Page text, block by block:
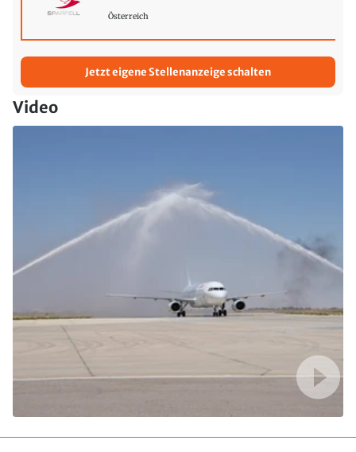
Österreich
Jetzt eigene Stellenanzeige schalten
Video